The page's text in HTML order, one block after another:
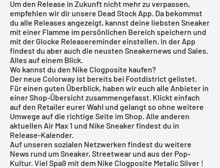
Um den Release in Zukunft nicht mehr zu verpassen,
empfehlen wir dir unsere Dead Stock App. Da bekommst
du alle Releases angezeigt, kannst deine liebsten Sneaker
mit einer Flamme im persönlichen Bereich speichern und
mit der Glocke Releasereminder einstellen. In der App
findest du aber auch die neusten Sneakernews und Sales.
Alles auf einem Blick.
Wo kannst du den Nike Clogposite kaufen?
Der neue Colorway ist bereits bei Footdistrict gelistet.
Für einen guten Überblick, haben wir euch alle Anbieter in
einer Shop-Übersicht zusammengefasst. Klickt einfach
auf den Retailer eurer Wahl und gelangt so ohne weitere
Umwege auf die richtige Seite im Shop. Alle anderen
aktuellen Air Max 1 und Nike Sneaker findest du in
Release-Kalender.
Auf unseren sozialen Netzwerken findest du weitere
News rund um Sneaker, Streetwear und aus der Pop-
Kultur. Viel Spaß mit dem Nike Clogposite Metalic Silver !